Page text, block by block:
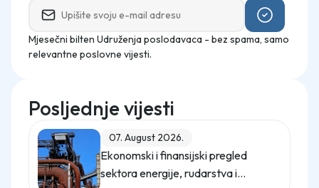
Mjesečni bilten Udruženja poslodavaca - bez spama, samo
relevantne poslovne vijesti.
Posljednje vijesti
07. August 2026.
Ekonomski i finansijski pregled
sektora energije, rudarstva i